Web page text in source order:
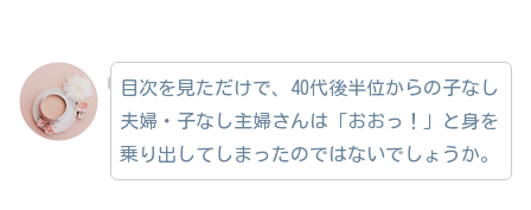
目次を見ただけで、40代後半位からの子なし
夫婦・子なし主婦さんは「おおっ！」と身を
乗り出してしまったのではないでしょうか。